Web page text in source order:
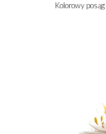
Kolorowy